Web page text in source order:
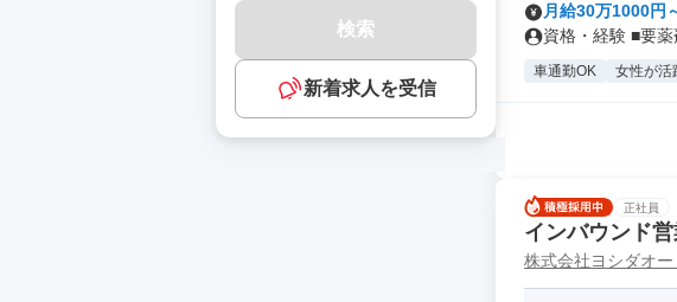
検索
新着求人を受信
月給30万1000円
資格・経験 ■要
車通勤OK 女性が活
正社員
インバウンド
株式会社ヨシダオー